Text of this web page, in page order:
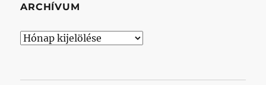
ARCHÍVUM
Archívum